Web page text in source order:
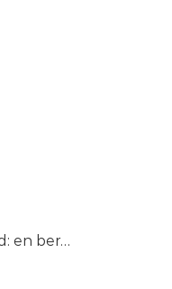
I det ljusa Småland: en berättelse om Smålands trädgård